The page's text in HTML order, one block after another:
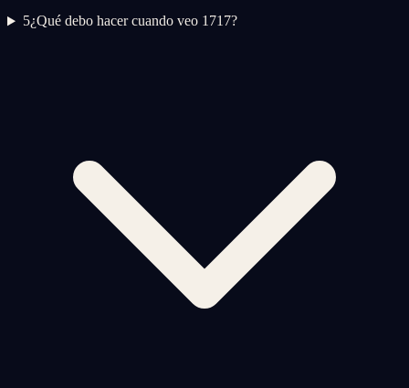
5¿Qué debo hacer cuando veo 1717?